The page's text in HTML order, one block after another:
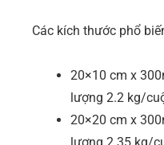
Các kích thước phổ
20×10 cm x
lượng 2.2 kg/
20×20 cm x